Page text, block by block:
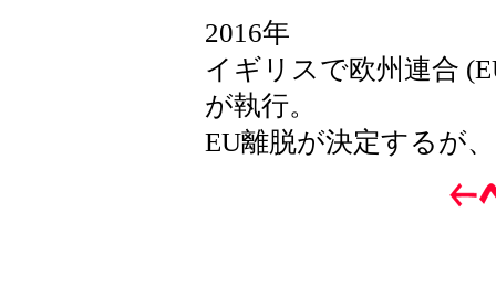
2016年
イギリスで欧州連合
が執行。
EU離脱が決定するが